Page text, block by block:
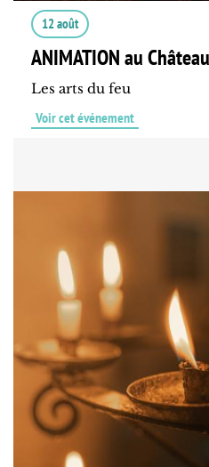
12 août
ANIMATION au
Les arts du feu
Voir cet événement